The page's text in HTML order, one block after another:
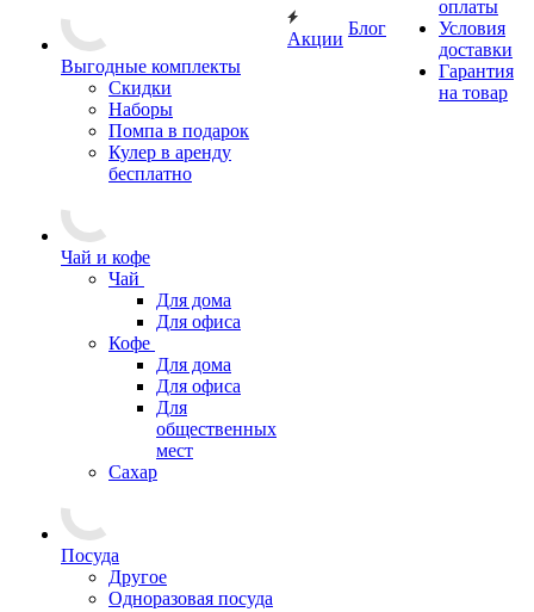
Выгодные комплекты
Скидки
Наборы
Помпа в подарок
Кулер в аренду
бесплатно
Чай и кофе
Чай
Для дома
Для офиса
Кофе
Для дома
Для офиса
Для
общественных
мест
Сахар
Посуда
Другое
Одноразовая посуда
Акции
Блог
оплаты
Условия
доставки
Гарантия
на товар